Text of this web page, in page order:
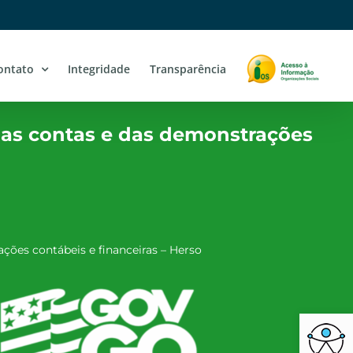
Barra de
Integridade Transparência
contas e das demonstrações
contábeis e financeiras – Herso